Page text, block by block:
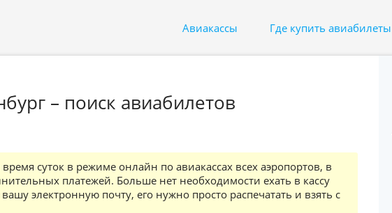
Авиакассы Где купить авиабилеты
– поиск авиабилетов
суток в режиме онлайн по авиакассах всех аэропортов, в
платежей. Больше нет необходимости ехать в кассу
электронную почту, его нужно просто распечатать и взять с